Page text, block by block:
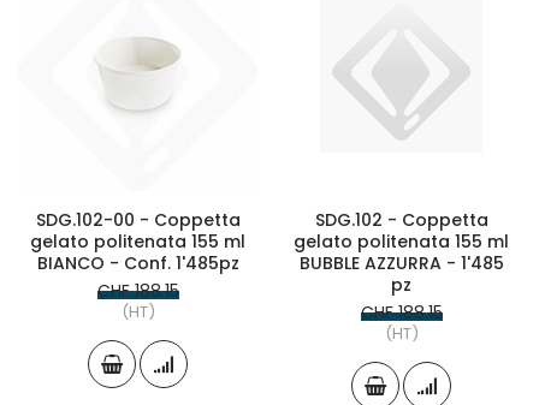
SDG.102-00 - Coppetta
gelato politenata 155 ml
BIANCO - Conf. 1'485pz
CHF 188.15
(HT)
SDG.102 - Coppetta
gelato politenata 155 ml
BUBBLE AZZURRA - 1'485
pz
CHF 188.15
(HT)